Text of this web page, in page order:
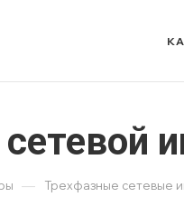
— Трехфазные сетевые